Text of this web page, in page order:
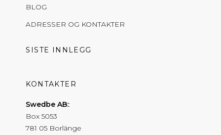
BLOG
ADRESSER OG KONTAKTER
SISTE INNLEGG
KONTAKTER
Swedbe AB:
Box 5053
781 05 Borlänge